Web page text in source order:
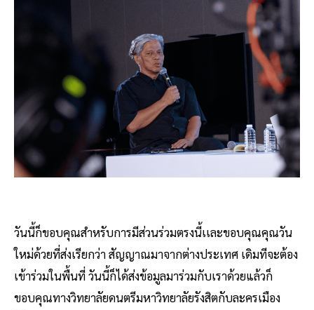
วันนี้ก็ขอบคุณสำหรับการมีส่วนร่วมตรงนี้เเละขอบคุณคุณวัน
ใหม่ด้วยที่ส่งเรียกว่า สัญญาณมาจากต่างประเทศ เดิมทีจะต้อง
เข้าร่วมในพื้นที่ วันนี้ก็ได้ส่งข้อมูลมาร่วมกับเราด้วยแล้วก็
ขอบคุณทางวิทยาลัยดนตรีมหาวิทยาลัยรังสิตกับละครเมือง